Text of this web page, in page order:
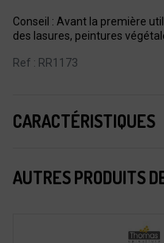
Conseil : Avant la première
des lasures, peintures
Ref : RR1173
CARACTÉRISTIQUES
AUTRES PRODUITS